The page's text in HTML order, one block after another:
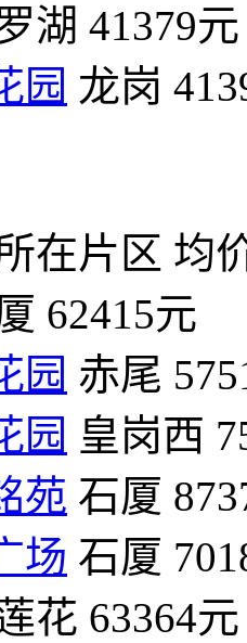
湖 41379元
园 龙岗
在片区 均
62415元
园 赤尾
园 皇岗西
苑 石厦
场 石厦
花 63364元